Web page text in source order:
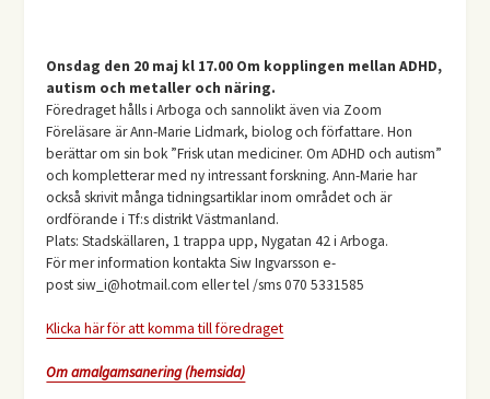
Onsdag den 20 maj kl 17.00 Om kopplingen mellan ADHD,
autism och metaller och näring.
Föredraget hålls i Arboga och sannolikt även via Zoom
Föreläsare är Ann-Marie Lidmark, biolog och författare. Hon
berättar om sin bok ”Frisk utan mediciner. Om ADHD och autism”
och kompletterar med ny intressant forskning. Ann-Marie har
också skrivit många tidningsartiklar inom området och är
ordförande i Tf:s distrikt Västmanland.
Plats: Stadskällaren, 1 trappa upp, Nygatan 42 i Arboga.
För mer information kontakta Siw Ingvarsson e-
post siw_i@hotmail.com eller tel /sms 070 5331585
Klicka här för att komma till föredraget
Om amalgamsanering (hemsida)